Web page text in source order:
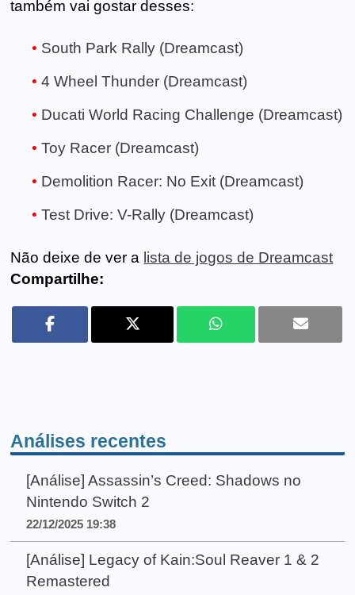
também vai gostar desses:
South Park Rally (Dreamcast)
4 Wheel Thunder (Dreamcast)
Ducati World Racing Challenge (Dreamcast)
Toy Racer (Dreamcast)
Demolition Racer: No Exit (Dreamcast)
Test Drive: V-Rally (Dreamcast)
Não deixe de ver a lista de jogos de Dreamcast
Compartilhe:
Análises recentes
[Análise] Assassin’s Creed: Shadows no
Nintendo Switch 2
22/12/2025 19:38
[Análise] Legacy of Kain:Soul Reaver 1 & 2
Remastered